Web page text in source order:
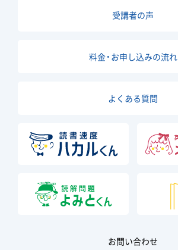
受講者の声
料金・お申し込みの流れ
よくある質問
お問い合わせ